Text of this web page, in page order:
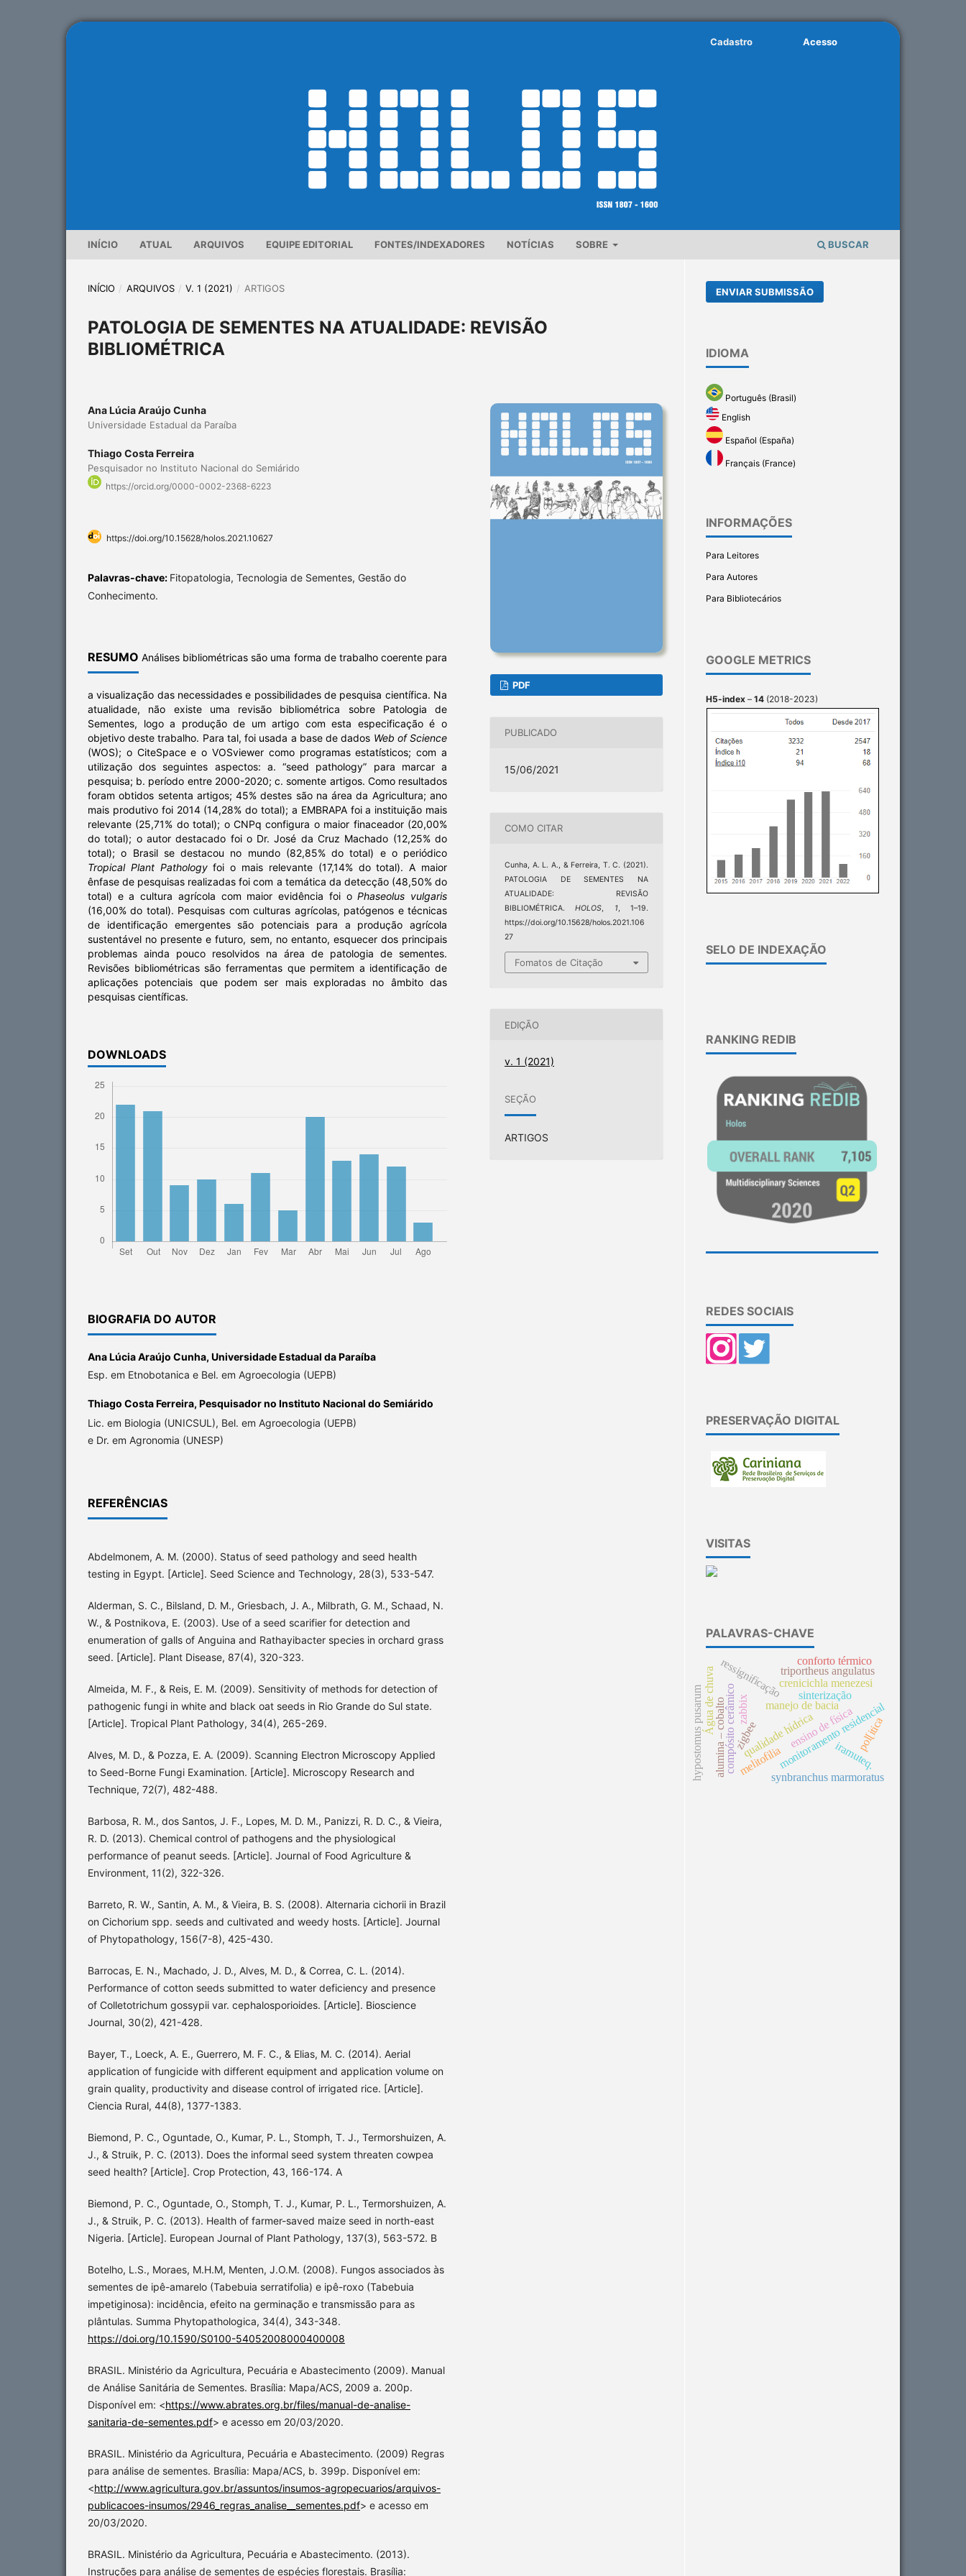
INÍCIO ATUAL ARQUIVOS EQUIPE EDITORIAL FONTES/INDEXADORES NOTÍCIAS SOBRE BUSCAR
Cadastro Acesso
INÍCIO / ARQUIVOS / V. 1 (2021) / ARTIGOS
PATOLOGIA DE SEMENTES NA ATUALIDADE: REVISÃO
BIBLIOMÉTRICA
Ana Lúcia Araújo Cunha
Universidade Estadual da Paraíba
Thiago Costa Ferreira
Pesquisador no Instituto Nacional do Semiárido
https://orcid.org/0000-0002-2368-6223
https://doi.org/10.15628/holos.2021.10627
Palavras-chave: Fitopatologia, Tecnologia de Sementes, Gestão do
Conhecimento.
RESUMO Análises bibliométricas são uma forma de trabalho coerente para
a visualização das necessidades e possibilidades de pesquisa científica. Na
atualidade, não existe uma revisão bibliométrica sobre Patologia de
Sementes, logo a produção de um artigo com esta especificação é o
objetivo deste trabalho. Para tal, foi usada a base de dados Web of Science
(WOS); o CiteSpace e o VOSviewer como programas estatísticos; com a
utilização dos seguintes aspectos: a. “seed pathology” para marcar a
pesquisa; b. período entre 2000-2020; c. somente artigos. Como resultados
foram obtidos setenta artigos; 45% destes são na área da Agricultura; ano
mais produtivo foi 2014 (14,28% do total); a EMBRAPA foi a instituição mais
relevante (25,71% do total); o CNPq configura o maior finaceador (20,00%
do total); o autor destacado foi o Dr. José da Cruz Machado (12,25% do
total); o Brasil se destacou no mundo (82,85% do total) e o periódico
Tropical Plant Pathologyfoi o mais relevante (17,14% do total). A maior
ênfase de pesquisas realizadas foi com a temática da detecção (48,50% do
total) e a cultura agrícola com maior evidência foi oPhaseolus vulgaris
(16,00% do total). Pesquisas com culturas agrícolas, patógenos e técnicas
de identificação emergentes são potenciais para a produção agrícola
sustentável no presente e futuro, sem, no entanto, esquecer dos principais
problemas ainda pouco resolvidos na área de patologia de sementes.
Revisões bibliométricas são ferramentas que permitem a identificação de
aplicações potenciais que podem ser mais exploradas no âmbito das
pesquisas científicas.
DOWNLOADS
BIOGRAFIA DO AUTOR
Ana Lúcia Araújo Cunha, Universidade Estadual da Paraíba
Esp. em Etnobotanica e Bel. em Agroecologia (UEPB)
Thiago Costa Ferreira, Pesquisador no Instituto Nacional do Semiárido
Lic. em Biologia (UNICSUL), Bel. em Agroecologia (UEPB)
e Dr. em Agronomia (UNESP)
REFERÊNCIAS
Abdelmonem, A. M. (2000). Status of seed pathology and seed health
testing in Egypt. [Article]. Seed Science and Technology, 28(3), 533-547.
Alderman, S. C., Bilsland, D. M., Griesbach, J. A., Milbrath, G. M., Schaad, N.
W., & Postnikova, E. (2003). Use of a seed scarifier for detection and
enumeration of galls of Anguina and Rathayibacter species in orchard grass
seed. [Article]. Plant Disease, 87(4), 320-323.
Almeida, M. F., & Reis, E. M. (2009). Sensitivity of methods for detection of
pathogenic fungi in white and black oat seeds in Rio Grande do Sul state.
[Article]. Tropical Plant Pathology, 34(4), 265-269.
Alves, M. D., & Pozza, E. A. (2009). Scanning Electron Microscopy Applied
to Seed-Borne Fungi Examination. [Article]. Microscopy Research and
Technique, 72(7), 482-488.
Barbosa, R. M., dos Santos, J. F., Lopes, M. D. M., Panizzi, R. D. C., & Vieira,
R. D. (2013). Chemical control of pathogens and the physiological
performance of peanut seeds. [Article]. Journal of Food Agriculture &
Environment, 11(2), 322-326.
Barreto, R. W., Santin, A. M., & Vieira, B. S. (2008). Alternaria cichorii in Brazil
on Cichorium spp. seeds and cultivated and weedy hosts. [Article]. Journal
of Phytopathology, 156(7-8), 425-430.
Barrocas, E. N., Machado, J. D., Alves, M. D., & Correa, C. L. (2014).
Performance of cotton seeds submitted to water deficiency and presence
of Colletotrichum gossypii var. cephalosporioides. [Article]. Bioscience
Journal, 30(2), 421-428.
Bayer, T., Loeck, A. E., Guerrero, M. F. C., & Elias, M. C. (2014). Aerial
application of fungicide with different equipment and application volume on
grain quality, productivity and disease control of irrigated rice. [Article].
Ciencia Rural, 44(8), 1377-1383.
Biemond, P. C., Oguntade, O., Kumar, P. L., Stomph, T. J., Termorshuizen, A.
J., & Struik, P. C. (2013). Does the informal seed system threaten cowpea
seed health? [Article]. Crop Protection, 43, 166-174. A
Biemond, P. C., Oguntade, O., Stomph, T. J., Kumar, P. L., Termorshuizen, A.
J., & Struik, P. C. (2013). Health of farmer-saved maize seed in north-east
Nigeria. [Article]. European Journal of Plant Pathology, 137(3), 563-572. B
Botelho, L.S., Moraes, M.H.M, Menten, J.O.M. (2008). Fungos associados às
sementes de ipê-amarelo (Tabebuia serratifolia) e ipê-roxo (Tabebuia
impetiginosa): incidência, efeito na germinação e transmissão para as
plântulas. Summa Phytopathologica, 34(4), 343-348.
https://doi.org/10.1590/S0100-54052008000400008
BRASIL. Ministério da Agricultura, Pecuária e Abastecimento (2009). Manual
de Análise Sanitária de Sementes. Brasília: Mapa/ACS, 2009 a. 200p.
Disponível em: <https://www.abrates.org.br/files/manual-de-analise-
sanitaria-de-sementes.pdf> e acesso em 20/03/2020.
BRASIL. Ministério da Agricultura, Pecuária e Abastecimento. (2009) Regras
para análise de sementes. Brasília: Mapa/ACS, b. 399p. Disponível em:
<http://www.agricultura.gov.br/assuntos/insumos-agropecuarios/arquivos-
publicacoes-insumos/2946_regras_analise__sementes.pdf> e acesso em
20/03/2020.
BRASIL. Ministério da Agricultura, Pecuária e Abastecimento. (2013).
Instruções para análise de sementes de espécies florestais. Brasília:
PDF
PUBLICADO
15/06/2021
COMO CITAR
Cunha, A. L. A., & Ferreira, T. C. (2021).
PATOLOGIA DE SEMENTES NA
ATUALIDADE: REVISÃO
BIBLIOMÉTRICA.HOLOS 1, 1–19.
https://doi.org/10.15628/holos.2021.106
27
Fomatos de Citação
EDIÇÃO
v. 1 (2021)
SEÇÃO
ARTIGOS
ENVIAR SUBMISSÃO
IDIOMA
Português (Brasil)
English
Español (España)
Français (France)
INFORMAÇÕES
Para Leitores
Para Autores
Para Bibliotecários
GOOGLE METRICS
H5-index – 14 (2018-2023)
SELO DE INDEXAÇÃO
RANKING REDIB
REDES SOCIAIS
PRESERVAÇÃO DIGITAL
VISITAS
PALAVRAS-CHAVE
ensino de física
qualidade hídrica
manejo de bacia
compósito cerâmico
alumina – cobalto
sinterização
monitoramento residencial
zigbee
zabbix
pol[itica
Água de chuvaressignificaçãocrenicichla menezesi
synbranchus marmoratus
triportheus angulatus
hypostomus pusarum iramuteq.
melitofilia
conforto térmico